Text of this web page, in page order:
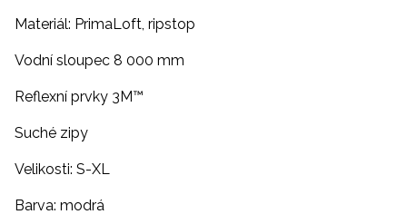
Materiál: PrimaLoft, ripstop
Vodní sloupec 8 000 mm
Reflexní prvky 3M™
Suché zipy
Velikosti: S-XL
Barva: modrá